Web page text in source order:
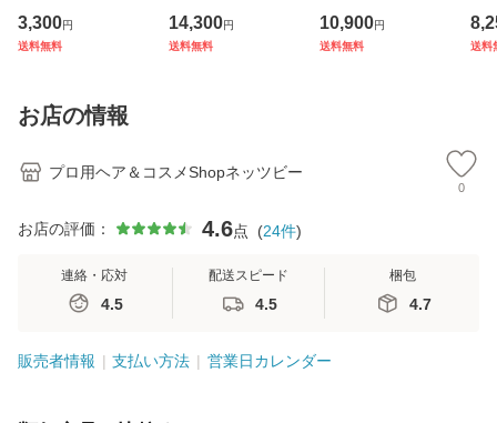
Bアロマプレミア
ム FSX 選べる5種
ンダー ローズ ベル
ガモット
3,300円
送料無料
ショナー 選べる セ
ット / 800ｍL+800
14,300円
送料無料
本 シャンプー ＆
トリートメント セ
10,900円
送料無料
＆
詰
送料
お店の情報
プロ用ヘア＆コスメShopネッツビー
0
お店の評価： 4.6点 (24件)
連絡・応対
4.5
配送スピード
4.5
梱包
4.7
販売者情報 支払い方法 営業日カレンダー